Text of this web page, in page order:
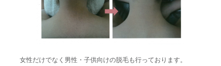
女性だけでなく男性・子供向けの脱毛も行っております。